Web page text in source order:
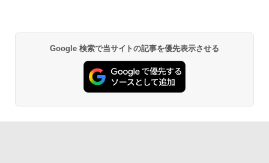
Google 検索で当サイトの記事を優先表示させる